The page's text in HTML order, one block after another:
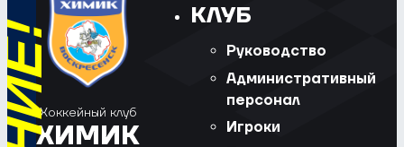
Хоккейный клуб
ХИМИК
КЛУБ
Руководство
Административный
персонал
Игроки